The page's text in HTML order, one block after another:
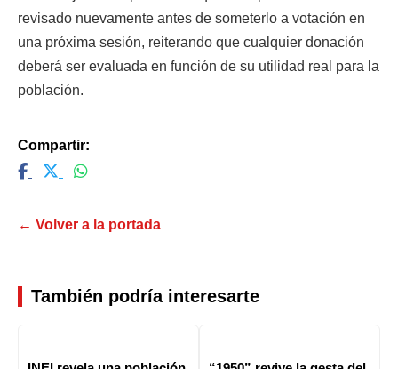
revisado nuevamente antes de someterlo a votación en
una próxima sesión, reiterando que cualquier donación
deberá ser evaluada en función de su utilidad real para la
población.
Compartir:
← Volver a la portada
También podría interesarte